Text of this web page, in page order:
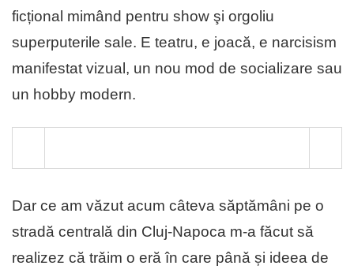
ficțional mimând pentru show şi orgoliu
superputerile sale. E teatru, e joacă, e narcisism
manifestat vizual, un nou mod de socializare sau
un hobby modern.
Dar ce am văzut acum câteva săptămâni pe o
stradă centralǎ din Cluj-Napoca m-a făcut să
realizez că trǎim o eră în care pânǎ și ideea de